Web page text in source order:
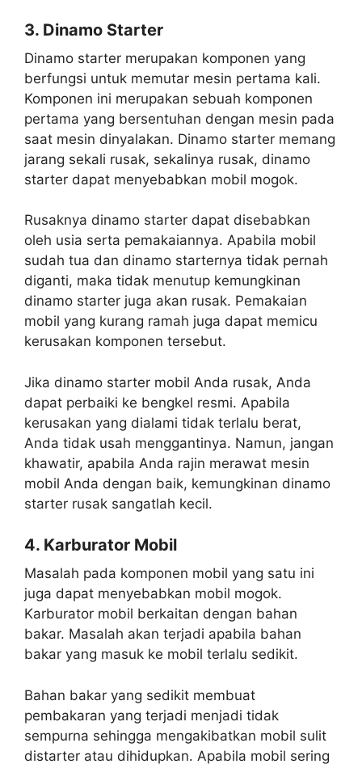
3. Dinamo Starter
Dinamo starter merupakan komponen yang
berfungsi untuk memutar mesin pertama kali.
Komponen ini merupakan sebuah komponen
pertama yang bersentuhan dengan mesin pada
saat mesin dinyalakan. Dinamo starter memang
jarang sekali rusak, sekalinya rusak, dinamo
starter dapat menyebabkan mobil mogok.
Rusaknya dinamo starter dapat disebabkan
oleh usia serta pemakaiannya. Apabila mobil
sudah tua dan dinamo starternya tidak pernah
diganti, maka tidak menutup kemungkinan
dinamo starter juga akan rusak. Pemakaian
mobil yang kurang ramah juga dapat memicu
kerusakan komponen tersebut.
Jika dinamo starter mobil Anda rusak, Anda
dapat perbaiki ke bengkel resmi. Apabila
kerusakan yang dialami tidak terlalu berat,
Anda tidak usah menggantinya. Namun, jangan
khawatir, apabila Anda rajin merawat mesin
mobil Anda dengan baik, kemungkinan dinamo
starter rusak sangatlah kecil.
4. Karburator Mobil
Masalah pada komponen mobil yang satu ini
juga dapat menyebabkan mobil mogok.
Karburator mobil berkaitan dengan bahan
bakar. Masalah akan terjadi apabila bahan
bakar yang masuk ke mobil terlalu sedikit.
Bahan bakar yang sedikit membuat
pembakaran yang terjadi menjadi tidak
sempurna sehingga mengakibatkan mobil sulit
distarter atau dihidupkan. Apabila mobil sering